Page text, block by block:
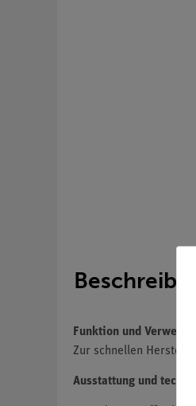
Funktion und
Zur schnellen
Ausstattung und